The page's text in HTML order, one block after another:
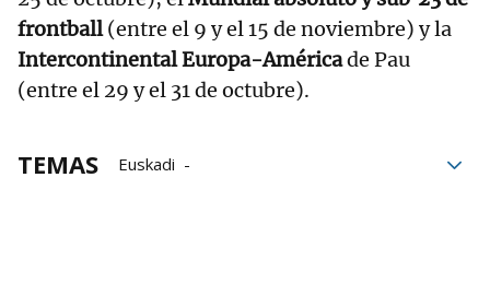
frontball(entre el 9 y el 15 de noviembre) y la
Intercontinental Europa-Américade Pau
(entre el 29 y el 31 de octubre).
TEMAS
Euskadi